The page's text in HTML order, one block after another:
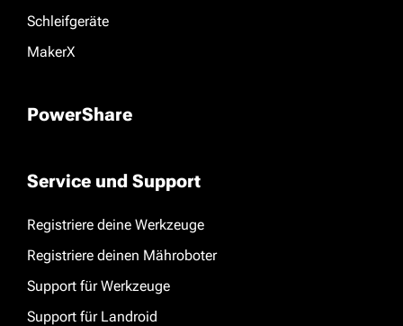
Schleifgeräte
MakerX
PowerShare
Service und Support
Registriere deine Werkzeuge
Registriere deinen Mähroboter
Support für Werkzeuge
Support für Landroid